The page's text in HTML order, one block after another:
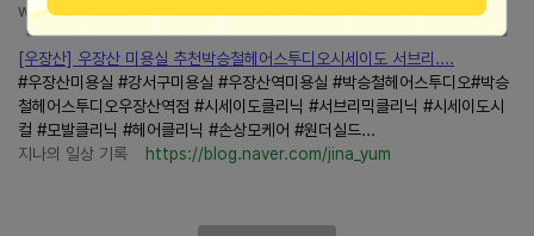
with jane
[우장산] 우장산 미용실 추천박승철헤어스투디오시세이도 서브리....
#우장산미용실 #강서구미용실 #우장산역미용실 #박승철헤어스투디오#박승
철헤어스투디오우장산역점 #시세이도클리닉 #서브리믹클리닉 #시세이도시
컬 #모발클리닉 #헤어클리닉 #손상모케어 #원더실드...
지나의 일상 기록
https://blog.naver.com/jina_yum